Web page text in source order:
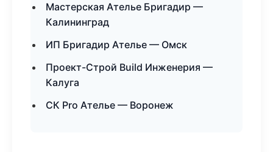
Мастерская Ателье Бригадир —
Калининград
ИП Бригадир Ателье — Омск
Проект-Строй Build Инженерия —
Калуга
СК Pro Ателье — Воронеж